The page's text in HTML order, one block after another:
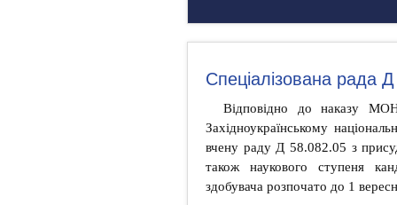
Спеціалізована рада
Відповідно до наказу
Західноукраїнському
вчену раду Д 58.082.05 з
також наукового ступеня
здобувача розпочато до 1